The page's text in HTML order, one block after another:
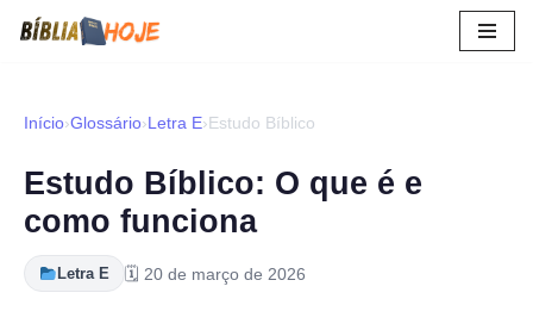
oInício›Glossário›Letra E›Estudo Bíblico
Estudo Bíblico: O que é e
como funciona
Letra E 🗓 20 de março de 2026